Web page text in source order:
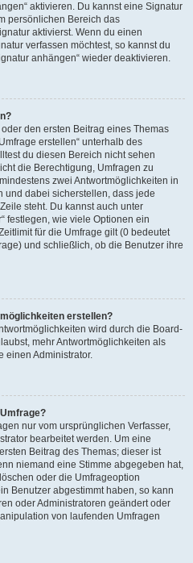
aktivieren. Du kannst eine Signatur
persönlichen Bereich das
aktivierst. Wenn du einen
verfassen möchtest, so kannst du
anhängen“ wieder deaktivieren.
den ersten Beitrag eines Themas
erstellen“ unterhalb des
du diesen Bereich nicht sehen
die Berechtigung, Umfragen zu
zwei Antwortmöglichkeiten in
dabei sicherstellen, dass jede
steht. Du kannst auch unter
festlegen, wie viele Optionen ein
für die Umfrage gilt (0 bedeutet
und schließlich, ob die Benutzer ihre
erstellen?
wird durch die Board-
mehr Antwortmöglichkeiten als
einen Administrator.
nur vom ursprünglichen Verfasser,
bearbeitet werden. Um eine
Beitrag des Themas; dieser ist
niemand eine Stimme abgegeben hat,
oder die Umfrageoption
Benutzer abgestimmt haben, so kann
oder Administratoren geändert oder
von laufenden Umfragen